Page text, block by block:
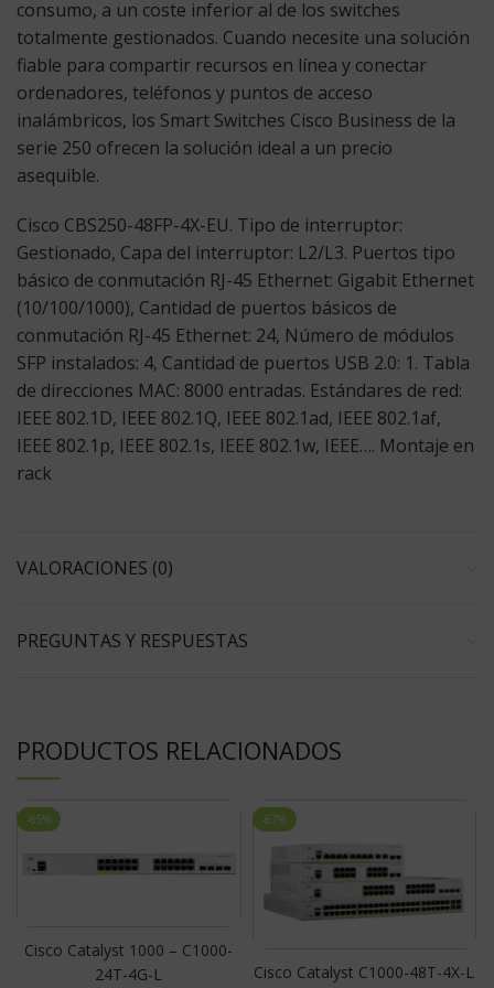
consumo, a un coste inferior al de los switches
totalmente gestionados. Cuando necesite una solución
fiable para compartir recursos en línea y conectar
ordenadores, teléfonos y puntos de acceso
inalámbricos, los Smart Switches Cisco Business de la
serie 250 ofrecen la solución ideal a un precio
asequible.
Cisco CBS250-48FP-4X-EU. Tipo de interruptor:
Gestionado, Capa del interruptor: L2/L3. Puertos tipo
básico de conmutación RJ-45 Ethernet: Gigabit Ethernet
(10/100/1000), Cantidad de puertos básicos de
conmutación RJ-45 Ethernet: 24, Número de módulos
SFP instalados: 4, Cantidad de puertos USB 2.0: 1. Tabla
de direcciones MAC: 8000 entradas. Estándares de red:
IEEE 802.1D, IEEE 802.1Q, IEEE 802.1ad, IEEE 802.1af,
IEEE 802.1p, IEEE 802.1s, IEEE 802.1w, IEEE…. Montaje en
rack
VALORACIONES (0)
PREGUNTAS Y RESPUESTAS
PRODUCTOS RELACIONADOS
-65%
Cisco Catalyst 1000 – C1000-
24T-4G-L
-67%
Cisco Catalyst C1000-48T-4X-L